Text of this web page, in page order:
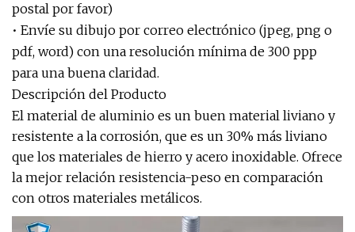
postal por favor)
• Envíe su dibujo por correo electrónico (jpeg, png o
pdf, word) con una resolución mínima de 300 ppp
para una buena claridad.
Descripción del Producto
El material de aluminio es un buen material liviano y
resistente a la corrosión, que es un 30% más liviano
que los materiales de hierro y acero inoxidable. Ofrece
la mejor relación resistencia-peso en comparación
con otros materiales metálicos.